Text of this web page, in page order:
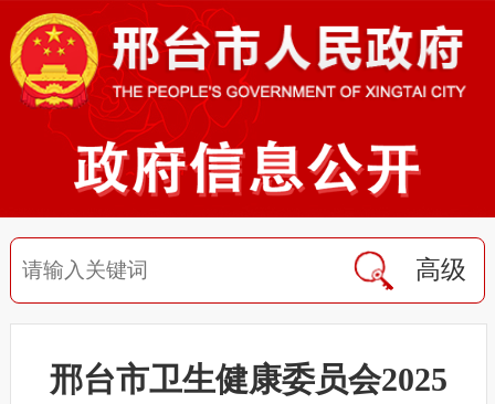
高级
邢台市卫生健康委员会2025